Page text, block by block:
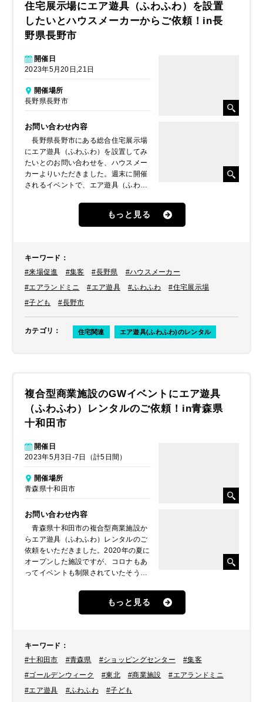
住宅展示場にエア遊具（ふわふわ）を設置
したいとハウスメーカーからご依頼！in長
野県長野市
開催日
2023年5月20日,21日
開催場所
長野県長野市
お問い合わせ内容
長野県長野市にある総合住宅展示場
にエア遊具（ふわふわ）を設置してみ
たいとのお問い合わせを、ハウスメー
カーよりいただきました。週末に開催
されるイベントで、エア遊具（ふわふ
家族連れの来場促進に繋げたいとのこ
もっと見る
キーワード ：
#来場促進
#集客 #長野県
#ハウスメーカー
#エアランドミニ
#エア遊具 #ふわふわ
#住宅展示場
#子ども
#長野市
カテゴリ ： 住宅関連 エア遊具(ふわふわ)のレンタル
複合型商業施設のGWイベントにエア遊具
（ふわふわ）レンタルのご依頼！in青森県
十和田市
開催日
2023年5月3日-7日（計5日間）
開催場所
青森県十和田市
お問い合わせ内容
青森県十和田市の複合型商業施設か
らエア遊具（ふわふわ）レンタルのご
依頼をいただきました。2020年の夏に
オープンした施設ですが、コロナもあ
ってイベントも制限されていたそうで
のゴールデンウィークではこれまでの
イベントで使ったことのなかったエア
せをしてくださいました。
もっと見る
キーワード ：
#十和田市
#青森県 #ショッピングセンター
#集客
#ゴールデンウィーク
#東北 #商業施設
#エアランドミニ
#エア遊具
#ふわふわ #子ども